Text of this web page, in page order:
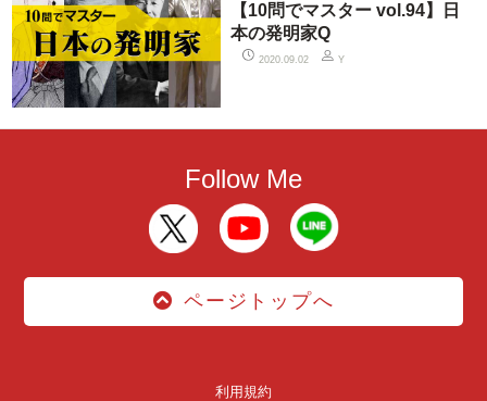
【10問でマスター vol.94】日
本の発明家Q
2020.09.02 Y
Follow Me
ページトップへ
利用規約